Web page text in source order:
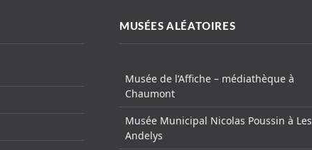
MUSÉES ALÉATOIRES
Musée de l’Affiche – médiathèque à
Chaumont
Musée Municipal Nicolas Poussin à Les
Andelys